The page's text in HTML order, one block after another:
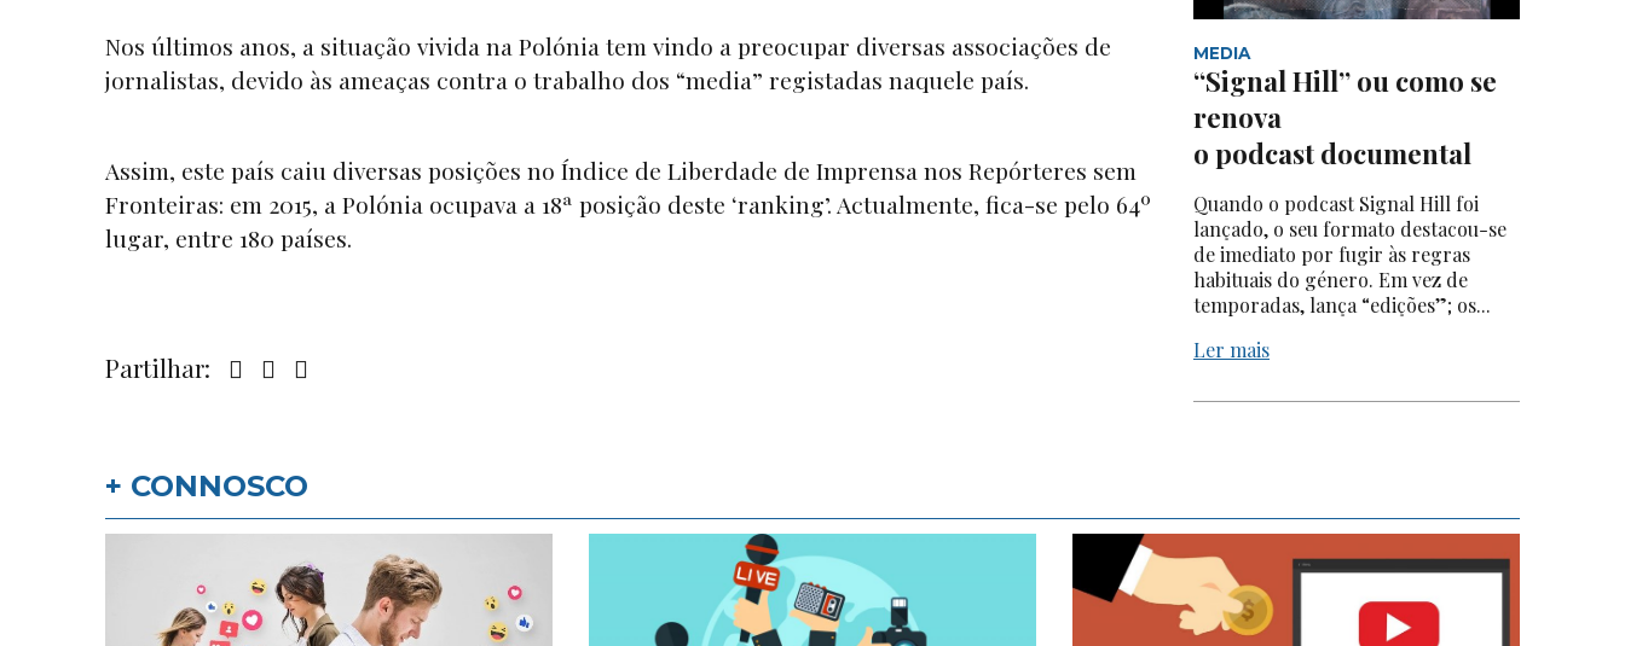
Nos últimos anos, a situação vivida na Polónia tem vindo a preocupar diversas associações de
jornalistas, devido às ameaças contra o trabalho dos “media” registadas naquele país.
Assim, este país caiu diversas posições no Índice de Liberdade de Imprensa nos Repórteres sem
Fronteiras: em 2015, a Polónia ocupava a 18ª posição deste ‘ranking’. Actualmente, fica-se pelo 64º
lugar, entre 180 países.
Partilhar:
MEDIA
“Signal Hill” ou como se
renova
o podcast documental
Quando o podcast Signal Hill foi
lançado, o seu formato destacou-se
de imediato por fugir às regras
habituais do género. Em vez de
temporadas, lança “edições”; os...
Ler mais
+ CONNOSCO